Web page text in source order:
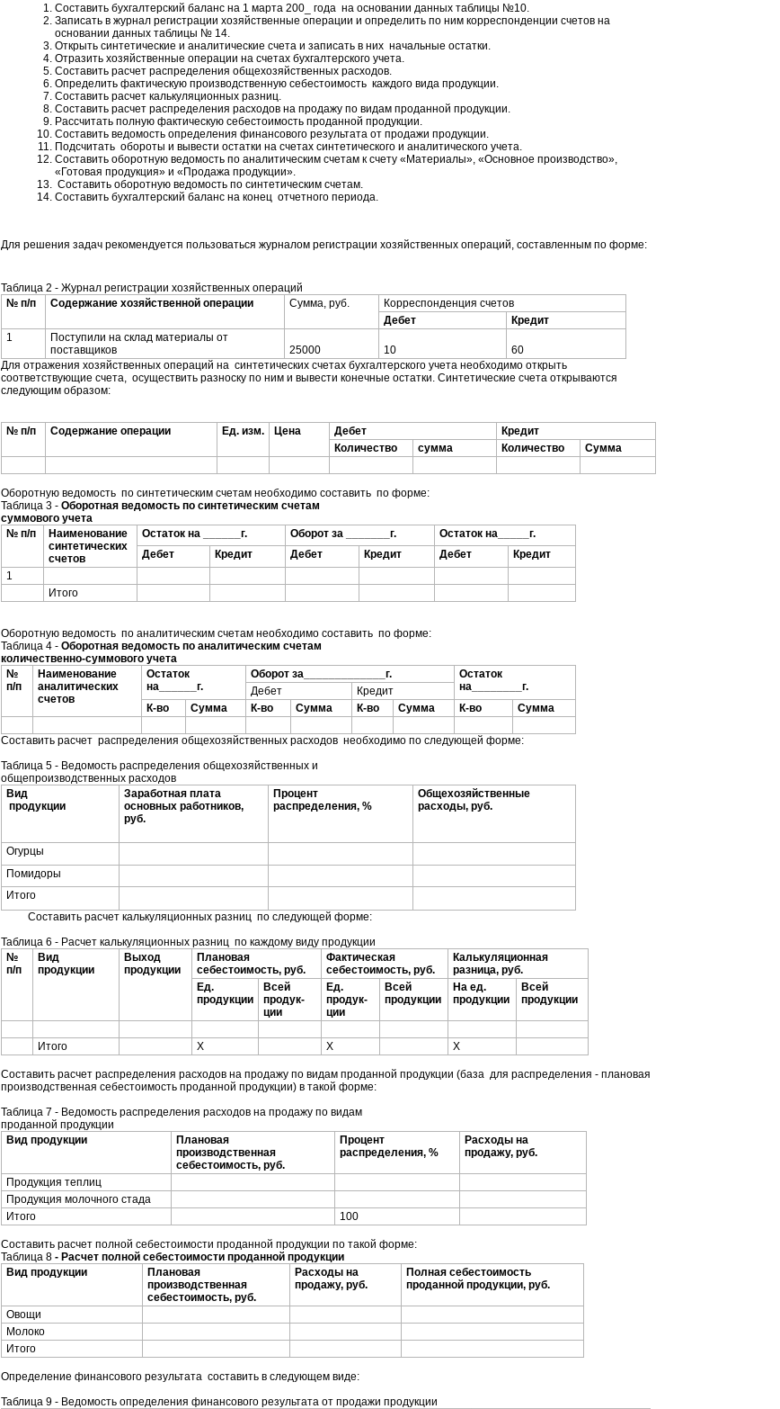
Составить бухгалтерский баланс на 1 марта 200_ года на основании данных таблицы №10.
Записать в журнал регистрации хозяйственные операции и определить по ним корреспонденции счетов на
основании данных таблицы № 14.
Открыть синтетические и аналитические счета и записать в них начальные остатки.
Отразить хозяйственные операции на счетах бухгалтерского учета.
Составить расчет распределения общехозяйственных расходов.
Определить фактическую производственную себестоимость каждого вида продукции.
Составить расчет калькуляционных разниц.
Составить расчет распределения расходов на продажу по видам проданной продукции.
Рассчитать полную фактическую себестоимость проданной продукции.
Составить ведомость определения финансового результата от продажи продукции.
Подсчитать обороты и вывести остатки на счетах синтетического и аналитического учета.
Составить оборотную ведомость по аналитическим счетам к счету «Материалы», «Основное производство»,
«Готовая продукция» и «Продажа продукции».
Составить оборотную ведомость по синтетическим счетам.
Составить бухгалтерский баланс на конец отчетного периода.
Для решения задач рекомендуется пользоваться журналом регистрации хозяйственных операций, составленным по форме:
Таблица 2 - Журнал регистрации хозяйственных операций
№ п/п
Содержание хозяйственной операции Сумма, руб.
Корреспонденция счетов
Дебет
Кредит
1
Поступили на склад материалы от
поставщиков
25000 10
60
Для отражения хозяйственных операций на синтетических счетах бухгалтерского учета необходимо открыть
соответствующие счета, осуществить разноску по ним и вывести конечные остатки. Синтетические счета открываются
следующим образом:
№ п/п Содержание операции Ед. изм. Цена Дебет
Кредит
Количество
сумма Количество Сумма
Оборотную ведомость по синтетическим счетам необходимо составить по форме:
Таблица 3 - Оборотная ведомость по синтетическим счетам
суммового учета
№ п/п
Наименование
синтетических
счетов
Остаток на ______г. Оборот за _______г.
Остаток на_____г.
Дебет
Кредит Дебет Кредит Дебет
Кредит
1
Итого
Оборотную ведомость по аналитическим счетам необходимо составить по форме:
Таблица 4 - Оборотная ведомость по аналитическим счетам
количественно-суммового учета
№
п/п
Наименование
аналитических
счетов
Остаток
на______г.
Оборот за_____________г.
Остаток
на________г.
Дебет
Кредит
К-во
Сумма К-во Сумма К-во Сумма К-во Сумма
Составить расчет распределения общехозяйственных расходов необходимо по следующей форме:
Таблица 5 - Ведомость распределения общехозяйственных и
общепроизводственных расходов
Вид
продукции
Заработная плата
основных работников,
руб.
Процент
распределения, %
Общехозяйственные
расходы, руб.
Огурцы
Помидоры
Итого
Составить расчет калькуляционных разниц по следующей форме:
Таблица 6 - Расчет калькуляционных разниц по каждому виду продукции
№
п/п
Вид
продукции
Выход
продукции
Плановая
себестоимость, руб.
Фактическая
себестоимость, руб.
Калькуляционная
разница, руб.
Ед.
продукции
Всей
продук-
ции
Ед.
продук-
ции
Всей
продукции
На ед.
продукции
Всей
продукции
Итого X X X
Составить расчет распределения расходов на продажу по видам проданной продукции (база для распределения - плановая
производственная себестоимость проданной продукции) в такой форме:
Таблица 7 - Ведомость распределения расходов на продажу по видам
проданной продукции
Вид продукции
Плановая
производственная
себестоимость, руб.
Процент
распределения, %
Расходы на
продажу, руб.
Продукция теплиц
Продукция молочного стада
Итого
100
Составить расчет полной себестоимости проданной продукции по такой форме:
Таблица 8 - Расчет полной себестоимости проданной продукции
Вид продукции
Плановая
производственная
себестоимость, руб.
Расходы на
продажу, руб.
Полная себестоимость
проданной продукции, руб.
Овощи
Молоко
Итого
Определение финансового результата составить в следующем виде:
Таблица 9 - Ведомость определения финансового результата от продажи продукции